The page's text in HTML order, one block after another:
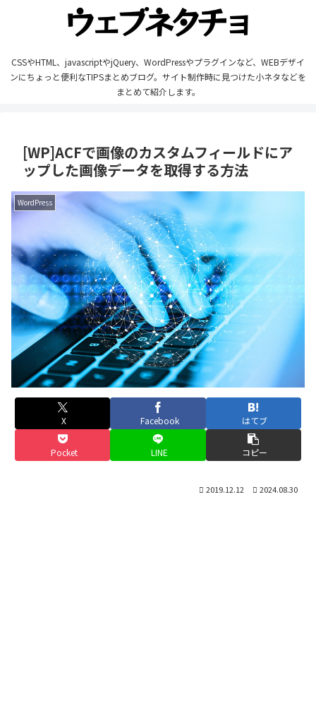
CSSやHTML、javascriptやjQuery、WordPressやプラグインなど、WEBデザイ
ンにちょっと便利なTIPSまとめブログ。サイト制作時に見つけた小ネタなどを
まとめて紹介します。
[WP]ACFで画像のカスタムフィールドにア
ップした画像データを取得する方法
WordPress
X Facebook はてブ
Pocket LINE コピー
2019.12.12 2024.08.30